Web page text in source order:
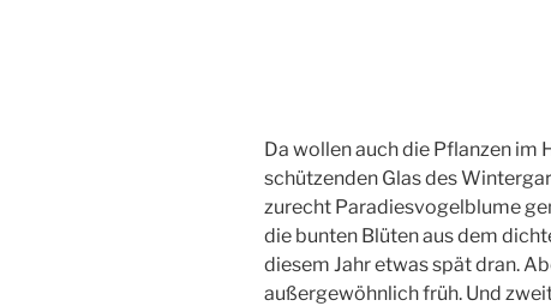
Da wollen auch die Pflanzen im
schützenden Glas des
zurecht Paradiesvogelblume
die bunten Blüten aus dem
diesem Jahr etwas spät dran.
außergewöhnlich früh. Und